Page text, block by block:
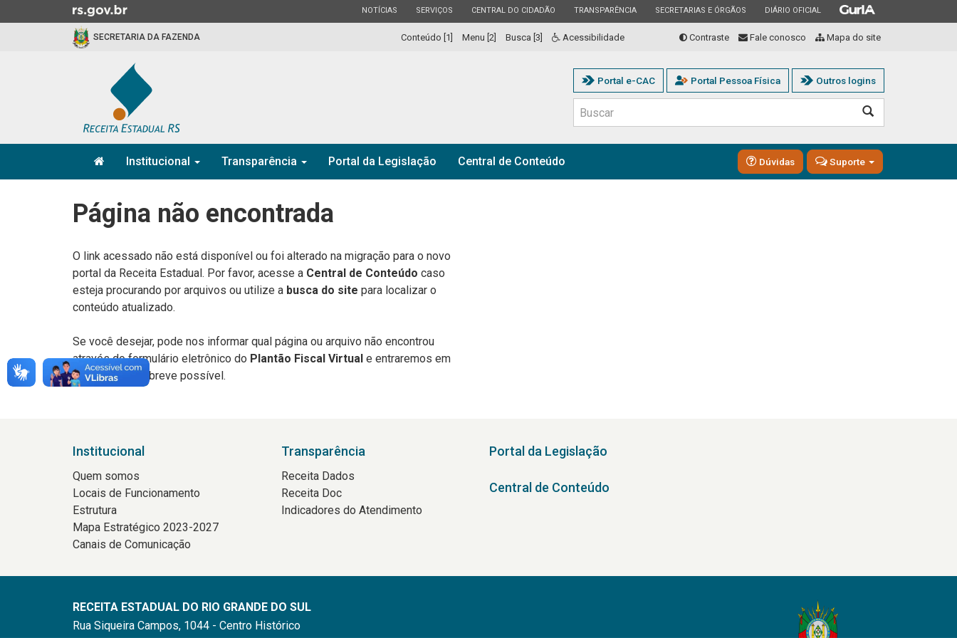
para
Ir
a
ESTADO
NOTÍCIAS ESTADO
SERVIÇOS ESTADO
CENTRAL DO CIDADÃO ESTADO
TRANSPARÊNCIA ESTADO
SECRETARIAS E ÓRGÃOS ESTADO
DIÁRIO OFICIAL ESTADO
SECRETARIA DA FAZENDA Conteúdo [1] Menu [2] Busca [3] Acessibilidade Contraste Fale conosco Mapa do site
Portal e-CAC Portal Pessoa Física Outros logins
Buscar
Institucional Transparência Portal da Legislação Central de Conteúdo Suporte
Dúvidas
Página não encontrada
O link acessado não está disponível ou foi alterado na migração para o novo
portal da Receita Estadual. Por favor, acesse a Central de Conteúdo caso
esteja procurando por arquivos ou utilize a busca do site para localizar o
conteúdo atualizado.
Se você desejar, pode nos informar qual página ou arquivo não encontrou
através do formulário eletrônico do Plantão Fiscal Virtual e entraremos em
contato o mais breve possível.
Institucional
Quem somos
Locais de Funcionamento
Estrutura
Mapa Estratégico 2023-2027
Canais de Comunicação
Transparência
Receita Dados
Receita Doc
Indicadores do Atendimento
Portal da Legislação
Central de Conteúdo
RECEITA ESTADUAL DO RIO GRANDE DO SUL
Rua Siqueira Campos, 1044 - Centro Histórico